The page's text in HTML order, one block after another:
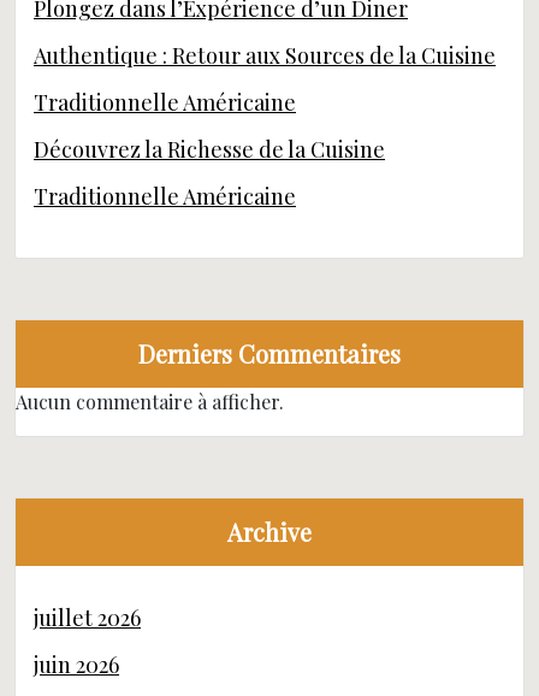
Plongez dans l’Expérience d’un Diner
Authentique : Retour aux Sources de la Cuisine
Traditionnelle Américaine
Découvrez la Richesse de la Cuisine
Traditionnelle Américaine
Derniers Commentaires
Aucun commentaire à afficher.
Archive
juillet 2026
juin 2026